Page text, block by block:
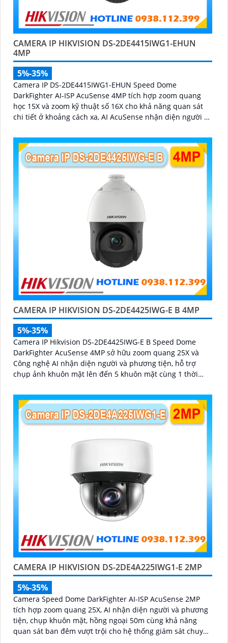
CAMERA IP HIKVISION DS-2DE4415IWG1-EHUN
4MP
5%-35%
Camera IP DS-2DE4415IWG1-EHUN Speed Dome
DarkFighter AI-ISP AcuSense 4MP tích hợp zoom quang
học 15X và zoom kỹ thuật số 16X cho khả năng quan sát
chi tiết ở khoảng cách xa, AI AcuSense nhận diện người và
CAMERA IP HIKVISION DS-2DE4425IWG-E B 4MP
5%-35%
Camera IP Hikvision DS-2DE4425IWG-E B Speed Dome
DarkFighter AcuSense 4MP sở hữu zoom quang 25X và
Công nghệ AI nhận diện người và phương tiện, hỗ trợ
chụp ảnh khuôn mặt lên đến 5 khuôn mặt cùng 1 thời
CAMERA IP HIKVISION DS-2DE4A225IWG1-E 2MP
5%-35%
Camera Speed Dome DarkFighter AI-ISP AcuSense 2MP
tích hợp zoom quang 25X, AI nhận diện người và phương
tiện, chụp khuôn mặt, hồng ngoại 50m cùng khả năng
quan sát ban đêm vượt trội cho hệ thống giám sát chuyên